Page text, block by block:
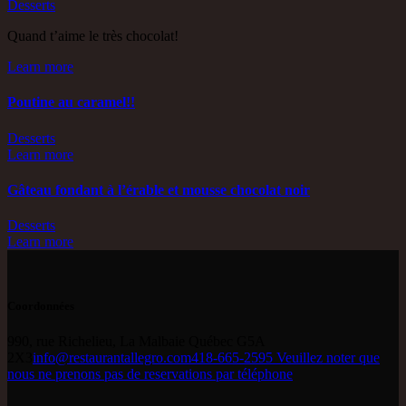
Desserts
Quand t’aime le très chocolat!
Learn more
Poutine au caramel!!
Desserts
Learn more
Gâteau fondant à l’érable et mousse chocolat noir
Desserts
Learn more
info@restaurantallegro.com418-665-2595 Veuillez noter que
nous ne prenons pas de reservations par téléphone